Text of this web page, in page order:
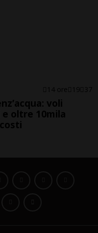
14 ore 19 37
voli
oltre 10mila